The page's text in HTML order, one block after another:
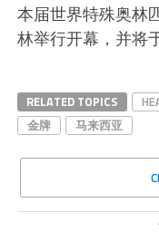
本届世界特殊奥林
林举行开幕，并将
RELATED TOPICS
金牌
马来西亚